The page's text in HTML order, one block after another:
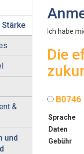
&
und
Ich habe
Die
B0746
Sprache
Daten
Gebühr